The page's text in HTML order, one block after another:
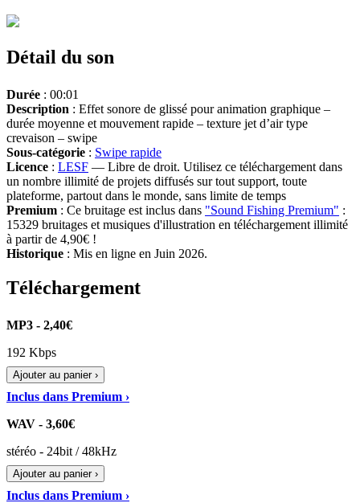
Détail du son
Durée : 00:01
Description : Effet sonore de glissé pour animation graphique –
durée moyenne et mouvement rapide – texture jet d’air type
crevaison – swipe
Sous-catégorie : Swipe rapide
Licence : LESF — Libre de droit. Utilisez ce téléchargement dans
un nombre illimité de projets diffusés sur tout support, toute
plateforme, partout dans le monde, sans limite de temps
Premium : Ce bruitage est inclus dans "Sound Fishing Premium" :
15329 bruitages et musiques d'illustration en téléchargement illimité
à partir de 4,90€ !
Historique : Mis en ligne en Juin 2026.
Téléchargement
MP3 - 2,40€
192 Kbps
Ajouter au panier ›
Inclus dans Premium ›
WAV - 3,60€
stéréo - 24bit / 48kHz
Ajouter au panier ›
Inclus dans Premium ›